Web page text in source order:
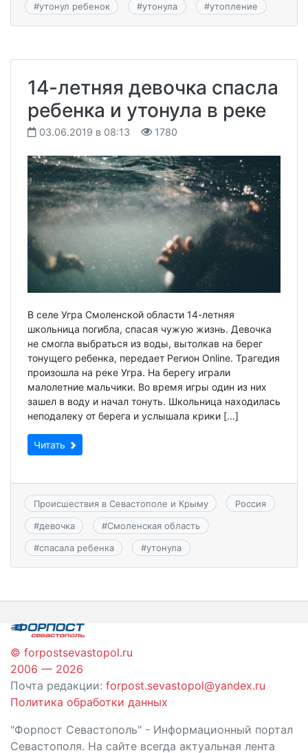
#утонул ребенок #утонула #утопление
14-летняя девочка спасла
ребенка и утонула в реке
03.06.2019 в 08:13 1780
В селе Угра Смоленской области 14-летняя
школьница погибла, спасая чужую жизнь. Девочка
не смогла выбраться из воды, вытолкав на берег
тонущего ребенка, передает Регион Online. Трагедия
произошла на реке Угра. На берегу играли
малолетние мальчики. Во время игры один из них
зашел в воду и начал тонуть. Школьница находилась
неподалеку от берега и услышала крики […]
Читать
Происшествия в Севастополе и Крыму Россия
#девочка #Смоленская область
#спасала ребенка #утонула
© forpostsevastopol.ru
2006 — 2026
Почта редакции: forpost.sevastopol@yandex.ru
Политика обработки данных
"Форпост Севастополь" - Информационный портал
Севастополя. На сайте всегда актуальная лента